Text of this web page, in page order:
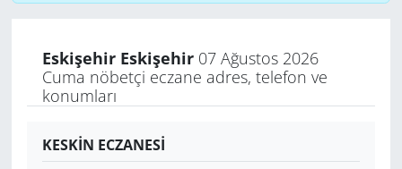
Eskişehir Eskişehir07 Ağustos 2026
Cuma nöbetçi eczane adres, telefon ve
konumları
KESKİN ECZANESİ
SPOR